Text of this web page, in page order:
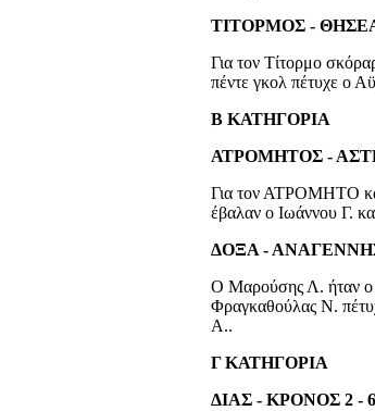
ΤΙΤΟΡΜΟΣ -
Για τον Τίτορμο
πέντε γκολ πέτυχε ο
Β ΚΑΤΗΓΟΡΙΑ
ΑΤΡΟΜΗΤΟΣ -
Για τον ΑΤΡΟΜΗΤΟ
έβαλαν ο Ιωάννου Γ.
ΔΟΞΑ -
Ο Μαρούσης Λ. ήταν ο
Φραγκαθούλας Ν.
Α..
Γ ΚΑΤΗΓΟΡΙΑ
ΔΙΑΣ - ΚΡΟΝΟΣ 2 - 6